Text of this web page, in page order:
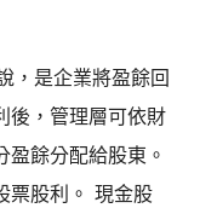
，是企業將盈餘回
後，管理層可依財
餘分配給股東。
票股利。 現金股